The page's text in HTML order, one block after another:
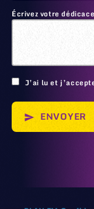
Écrivez votre dédicace
J’ai lu et
send ENVOYER